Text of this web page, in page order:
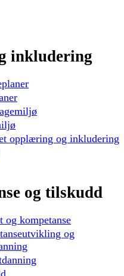
inkludering
opplæring og inkludering
og tilskudd
og kompetanse
og